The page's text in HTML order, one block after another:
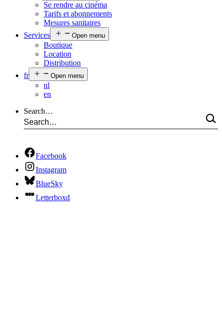
Se rendre au cinéma
Tarifs et abonnements
Mesures sanitaires
Services
Open menu
Boutique
Location
Distribution
fr
Open menu
nl
en
Search…
Facebook
Instagram
BlueSky
Letterboxd